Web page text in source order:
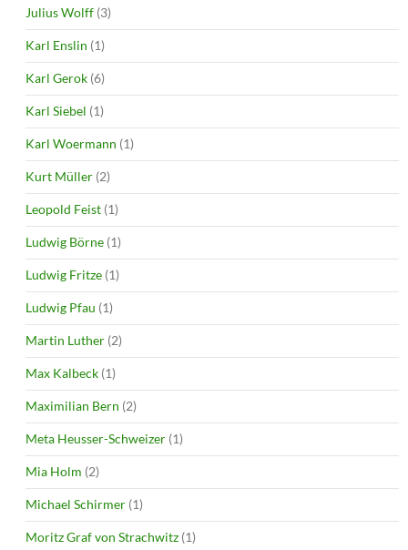
Julius Wolff (3)
Karl Enslin (1)
Karl Gerok (6)
Karl Siebel (1)
Karl Woermann (1)
Kurt Müller (2)
Leopold Feist (1)
Ludwig Börne (1)
Ludwig Fritze (1)
Ludwig Pfau (1)
Martin Luther (2)
Max Kalbeck (1)
Maximilian Bern (2)
Meta Heusser-Schweizer (1)
Mia Holm (2)
Michael Schirmer (1)
Moritz Graf von Strachwitz (1)